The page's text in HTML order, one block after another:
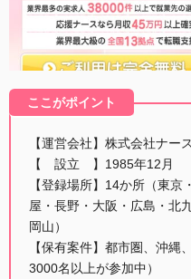
ここがポイント
【運営会社】株式会社ナー
【 設立 】1985年12月
【登録場所】14か所（東
屋・長野・大阪・広島・北
岡山）
【保有案件】都市圏、沖縄
3000名以上が参加中）